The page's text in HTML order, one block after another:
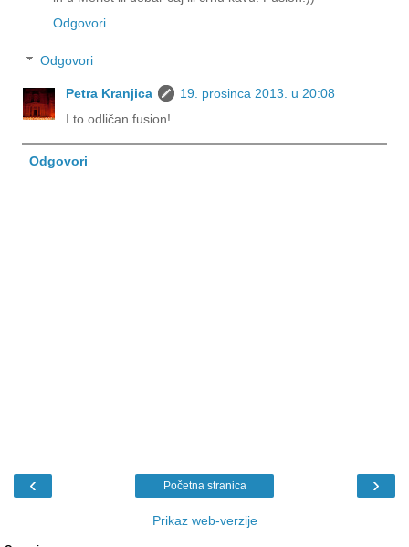
Odgovori
Odgovori
Petra Kranjica
19. prosinca 2013. u 20:08
I to odličan fusion!
Odgovori
‹ ›
Početna stranica
Prikaz web-verzije